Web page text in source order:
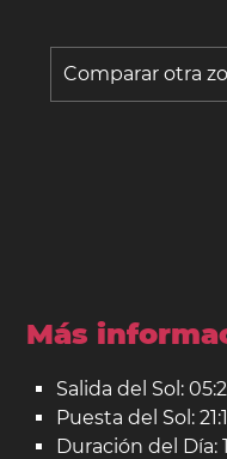
Comparar otra
Más
Salida del Sol:
Puesta del Sol:
Duración del Día: